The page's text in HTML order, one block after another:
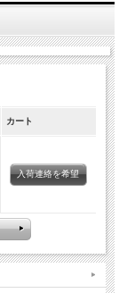
カート
入荷連絡を希望